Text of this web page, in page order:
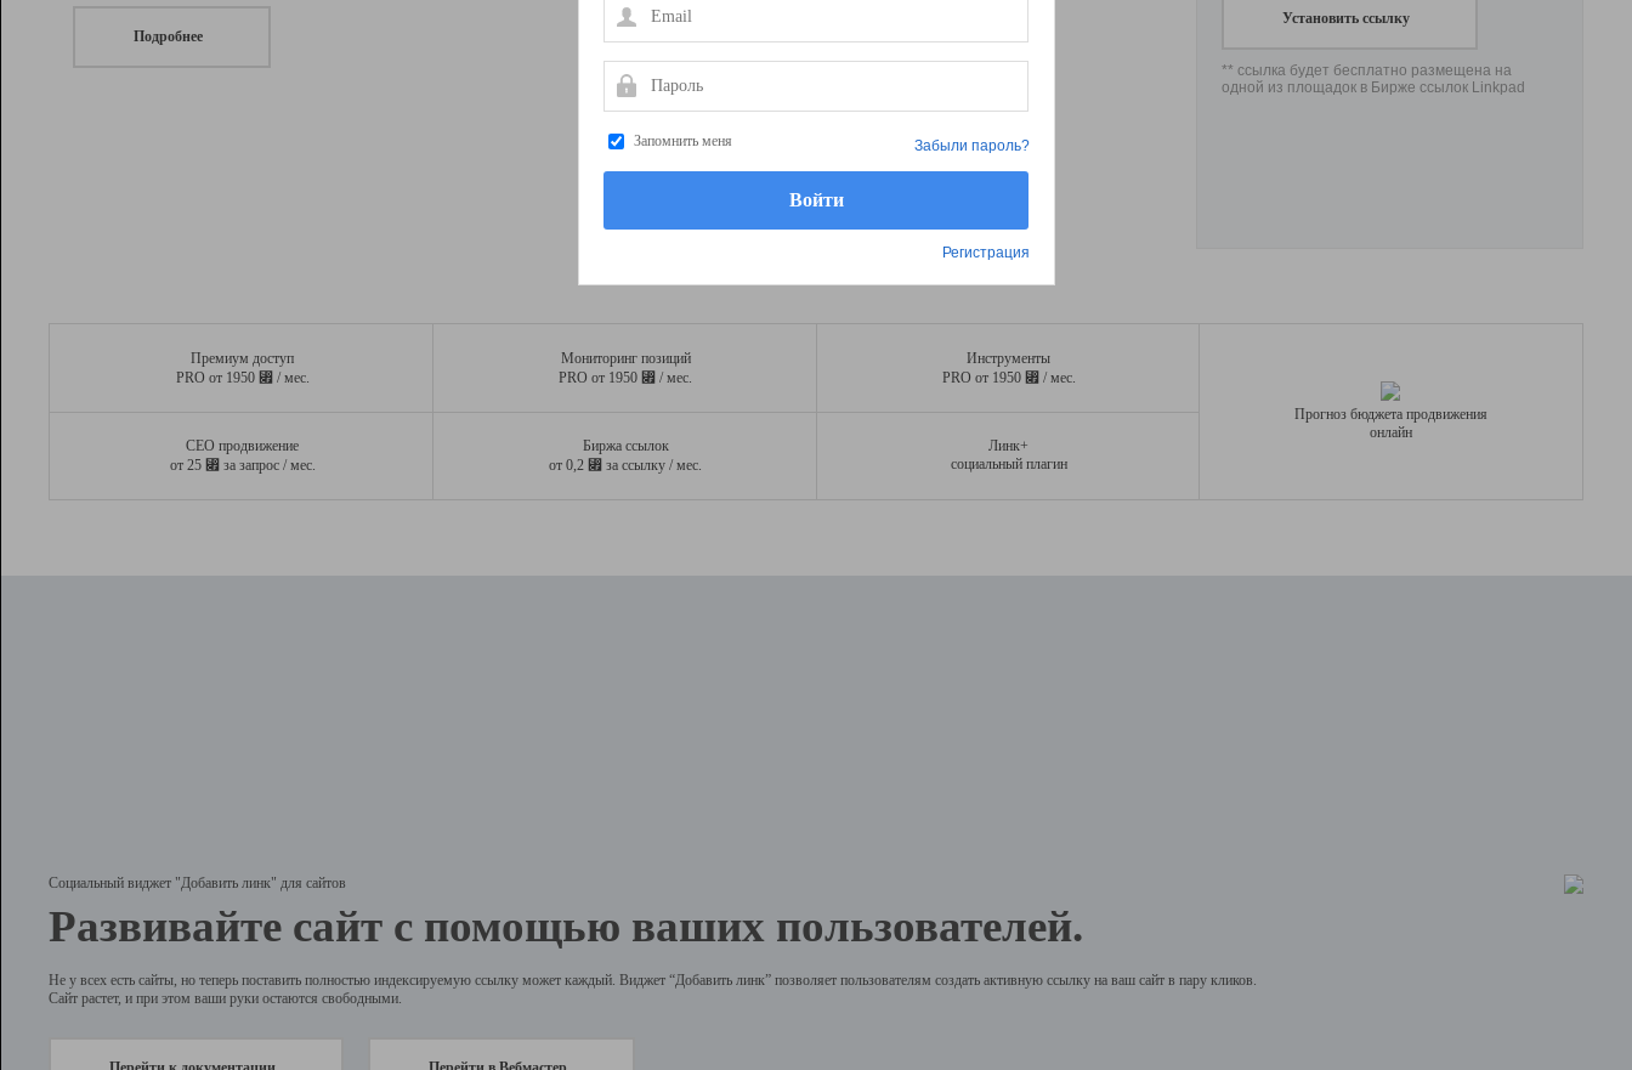
Подробнее
Установить ссылку
** ссылка будет бесплатно размещена на
одной из площадок в Бирже ссылок Linkpad
Премиум доступ
PRO от 1950 ⃏ / мес.
Мониторинг позиций
PRO от 1950 ⃏ / мес.
Инструменты
PRO от 1950 ⃏ / мес.
СЕО продвижение
от 25 ⃏ за запрос / мес.
Биржа ссылок
от 0,2 ⃏ за ссылку / мес.
Линк+
социальный плагин
Прогноз бюджета продвижения
онлайн
Социальный виджет "Добавить линк" для сайтов
Развивайте сайт с помощью ваших пользователей.
Не у всех есть сайты, но теперь поставить полностью индексируемую ссылку может каждый. Виджет “Добавить линк” позволяет пользователям создать активную ссылку на ваш сайт в пару кликов.
Сайт растет, и при этом ваши руки остаются свободными.
Email
Пароль
Запомнить меня
Регистрация
Забыли пароль?